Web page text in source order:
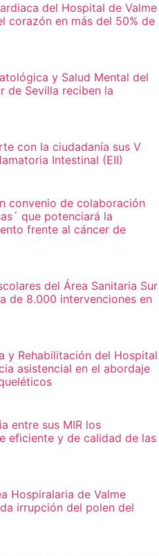
del Hospital de Valme
corazón en más del 50% de
y Salud Mental del
de Sevilla reciben la
con la ciudadanía sus V
Intestinal (EII)
convenio de colaboración
que potenciará la
frente al cáncer de
del Área Sanitaria Sur
de 8.000 intervenciones en
y Rehabilitación del Hospital
asistencial en el abordaje
entre sus MIR los
eficiente y de calidad de las
Hospiralaria de Valme
irrupción del polen del